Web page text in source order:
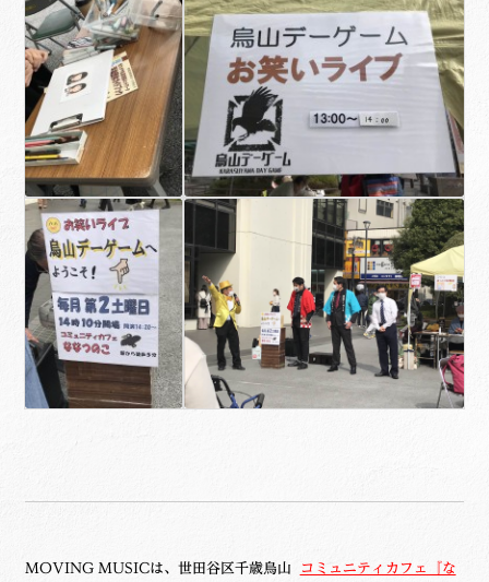
MOVING MUSICは、世田谷区千歳烏山
コミュニティカフェ『な